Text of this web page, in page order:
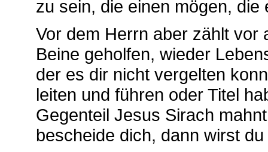
zu sein, die einen mögen, die
Vor dem Herrn aber zählt vor
Beine geholfen, wieder
der es dir nicht vergelten
leiten und führen oder Titel
Gegenteil Jesus Sirach
bescheide dich, dann wirst